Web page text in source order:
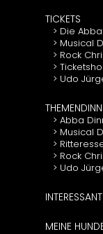
TICKETS
Die
Musical
Rock
Udo
Abba
Musical
Rock
Udo
MEINE